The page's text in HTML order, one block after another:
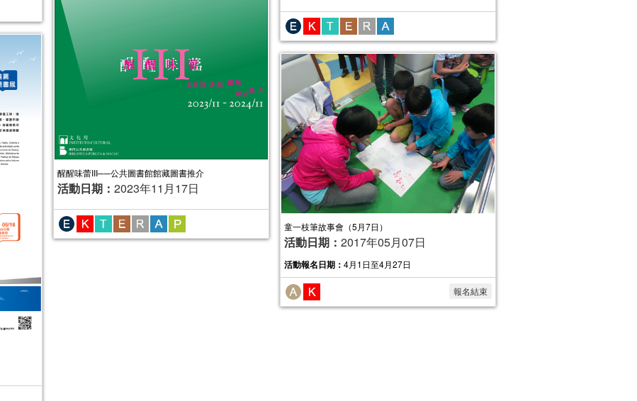
醒醒味蕾III──公共圖書館館藏圖書推介
活動日期： 2023年11月17日
童一枝筆故事會（5月7日）
活動日期： 2017年05月07日
活動報名日期： 4月1日至4月27日
報名結束